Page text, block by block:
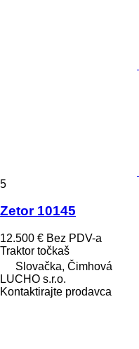
5
Zetor 10145
12.500 € Bez PDV-a
Traktor točkaš
Slovačka, Čimhová
LUCHO s.r.o.
Kontaktirajte prodavca